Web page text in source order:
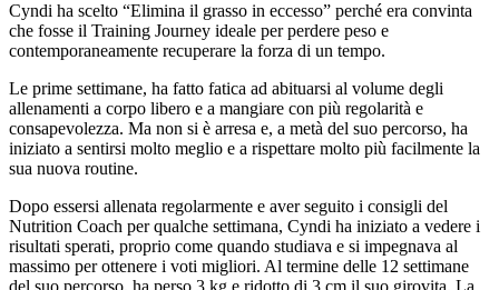
Cyndi ha scelto “Elimina il grasso in eccesso” perché era convinta
che fosse il Training Journey ideale per perdere peso e
contemporaneamente recuperare la forza di un tempo.
Le prime settimane, ha fatto fatica ad abituarsi al volume degli
allenamenti a corpo libero e a mangiare con più regolarità e
consapevolezza. Ma non si è arresa e, a metà del suo percorso, ha
iniziato a sentirsi molto meglio e a rispettare molto più facilmente la
sua nuova routine.
Dopo essersi allenata regolarmente e aver seguito i consigli del
Nutrition Coach per qualche settimana, Cyndi ha iniziato a vedere i
risultati sperati, proprio come quando studiava e si impegnava al
massimo per ottenere i voti migliori. Al termine delle 12 settimane